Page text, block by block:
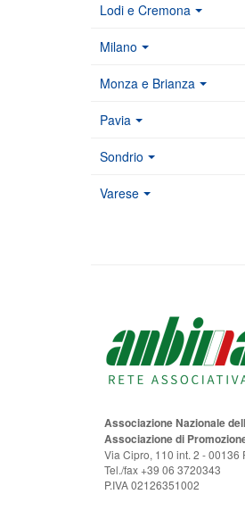
Lodi e Cremona
Milano
Monza e Brianza
Pavia
Sondrio
Varese
Associazione Nazionale
Associazione di
Via Cipro, 110 int. 2 - 00136
Tel./fax +39 06 3720343
P.IVA 02126351002